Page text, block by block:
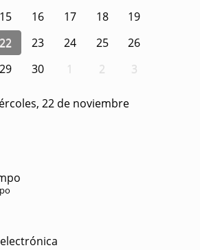
15 16 17 18
19
22 23 24 25
26
29 30 1 2 3
22 de noviembre